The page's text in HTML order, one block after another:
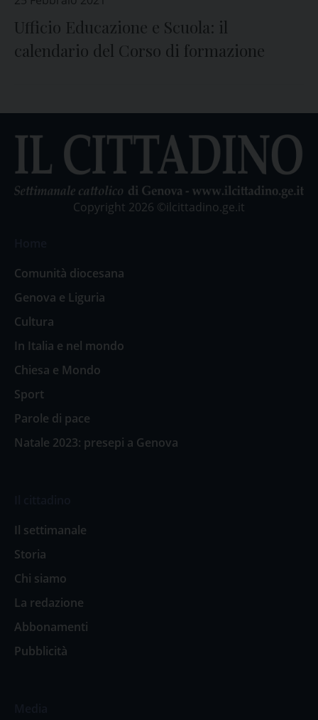
Ufficio Educazione e Scuola: il
calendario del Corso di formazione
Copyright 2026 ©ilcittadino.ge.it
Comunità diocesana
Genova e Liguria
Cultura
In Italia e nel mondo
Chiesa e Mondo
Sport
Parole di pace
Natale 2023: presepi a Genova
Il settimanale
Storia
Chi siamo
La redazione
Abbonamenti
Pubblicità